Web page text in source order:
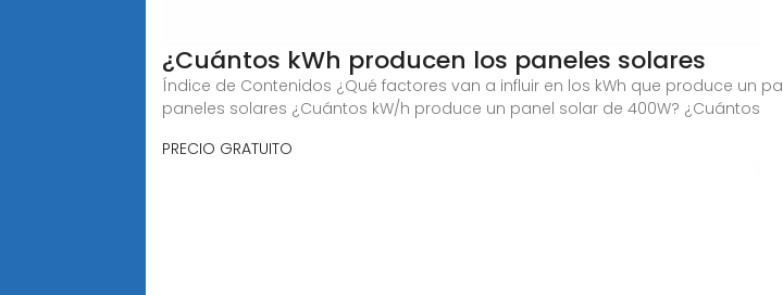
¿Cuántos kWh producen los paneles solares
Índice de Contenidos ¿Qué factores van a influir en los kWh que produce un
paneles solares ¿Cuántos kW/h produce un panel solar de 400W? ¿Cuántos
PRECIO GRATUITO